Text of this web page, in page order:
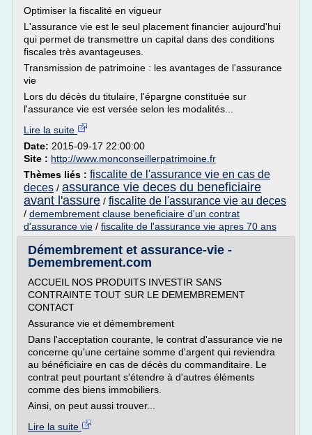
Optimiser la fiscalité en vigueur
L'assurance vie est le seul placement financier aujourd'hui
qui permet de transmettre un capital dans des conditions
fiscales très avantageuses.
Transmission de patrimoine : les avantages de l'assurance
vie
Lors du décès du titulaire, l'épargne constituée sur
l'assurance vie est versée selon les modalités...
Lire la suite
Date: 2015-09-17 22:00:00
Site : http://www.monconseillerpatrimoine.fr
Thèmes liés : fiscalite de l'assurance vie en cas de
deces / assurance vie deces du beneficiaire
avant l'assure / fiscalite de l'assurance vie au deces
/ demembrement clause beneficiaire d'un contrat
d'assurance vie / fiscalite de l'assurance vie apres 70 ans
Démembrement et assurance-vie -
Demembrement.com
ACCUEIL NOS PRODUITS INVESTIR SANS
CONTRAINTE TOUT SUR LE DEMEMBREMENT
CONTACT
Assurance vie et démembrement
Dans l'acceptation courante, le contrat d'assurance vie ne
concerne qu'une certaine somme d'argent qui reviendra
au bénéficiaire en cas de décès du commanditaire. Le
contrat peut pourtant s'étendre à d'autres éléments
comme des biens immobiliers.
Ainsi, on peut aussi trouver...
Lire la suite